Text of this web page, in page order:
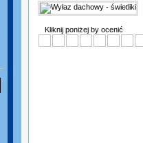
Kliknij poniżej by ocenić